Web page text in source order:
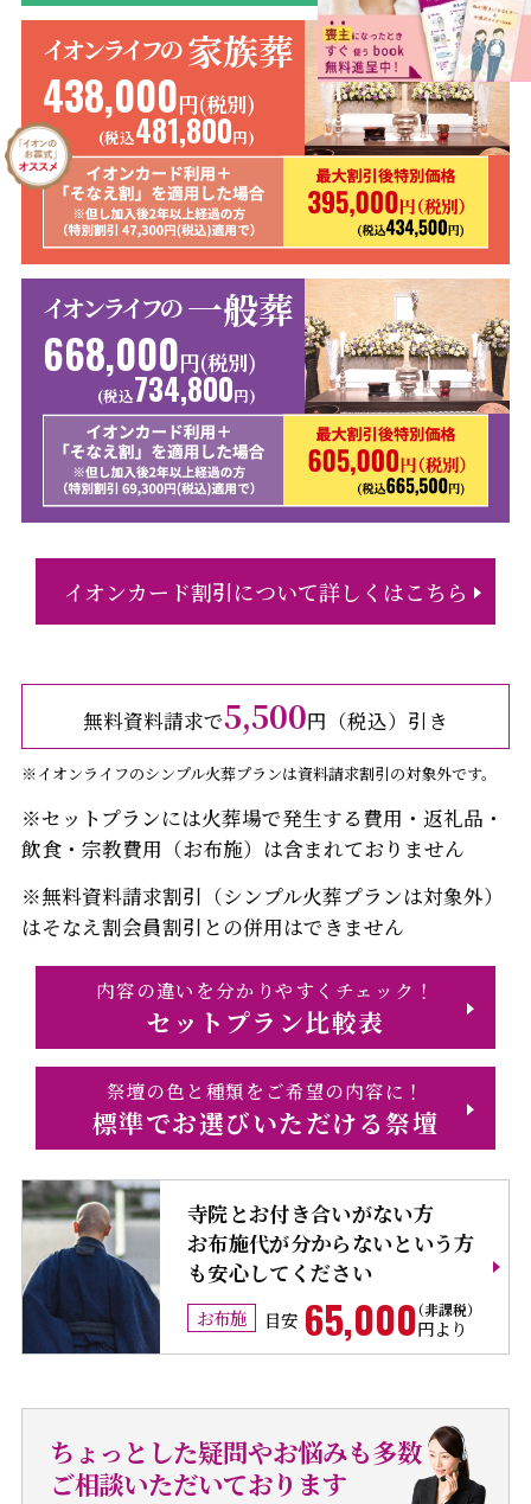
イオンライフの 家族葬
438,000円(税別)
(税込481,800円)
イオンライフの 一般葬
668,000円(税別)
(税込734,800円)
イオンカード割引について詳しくはこちら
無料資料請求で5,500円（税込）引き
※イオンライフのシンプル火葬プランは資料請求割引の対象外です。
※セットプランには火葬場で発生する費用・返礼品・
飲食・宗教費用（お布施）は含まれておりません
※無料資料請求割引（シンプル火葬プランは対象外）
はそなえ割会員割引との併用はできません
内容の違いを分かりやすくチェック！
セットプラン比較表
祭壇の色と種類をご希望の内容に！
標準でお選びいただける祭壇
寺院とお付き合いがない方
お布施代が分からないという方
も安心してください
お布施 目安 65,000円より
ちょっとした疑問やお悩みも多数
ご相談いただいております